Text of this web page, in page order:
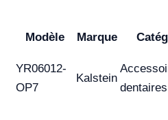
Modèle Marque
YR06012-
OP7
Kalstein
dentaires